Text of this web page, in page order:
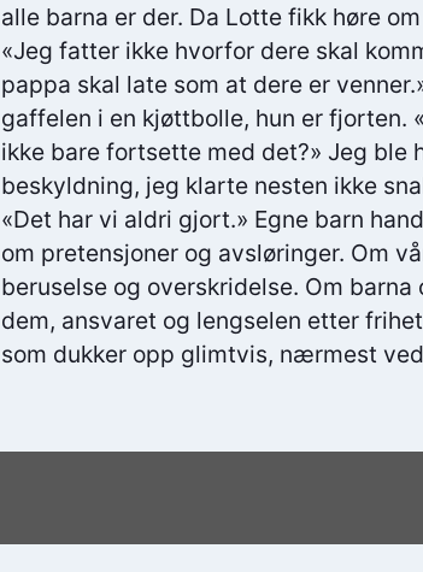
alle barna er der. Da Lotte fikk høre
«Jeg fatter ikke hvorfor dere skal
pappa skal late som at dere er
gaffelen i en kjøttbolle, hun er fjorten.
ikke bare fortsette med det?» Jeg ble
beskyldning, jeg klarte nesten ikke
«Det har vi aldri gjort.» Egne barn
om pretensjoner og avsløringer. Om
beruselse og overskridelse. Om
dem, ansvaret og lengselen etter
som dukker opp glimtvis, nærmest